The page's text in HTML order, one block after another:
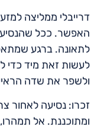
דרייבלי ממליצה
האפשר. ככל
לתאונה. ברגע
לעשות זאת מיד
ולשפר את שדה
זכרו: נסיעה לאחור
ומתוכננת. אל